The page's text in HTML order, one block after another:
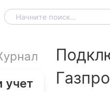
Начните поиск...
учет